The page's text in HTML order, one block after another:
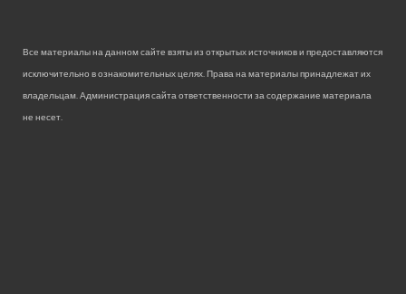
Все материалы на данном сайте взяты из открытых источников и предоставляются
исключительно в ознакомительных целях. Права на материалы принадлежат их
владельцам. Администрация сайта ответственности за содержание материала
не несет.